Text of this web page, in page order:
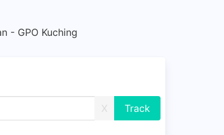
- GPO Kuching
X